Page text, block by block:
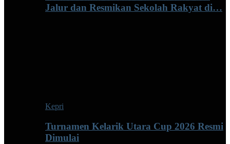
Jalur dan Resmikan Sekolah Rakyat di…
Kepri
Turnamen Kelarik Utara Cup 2026 Resmi
Dimulai